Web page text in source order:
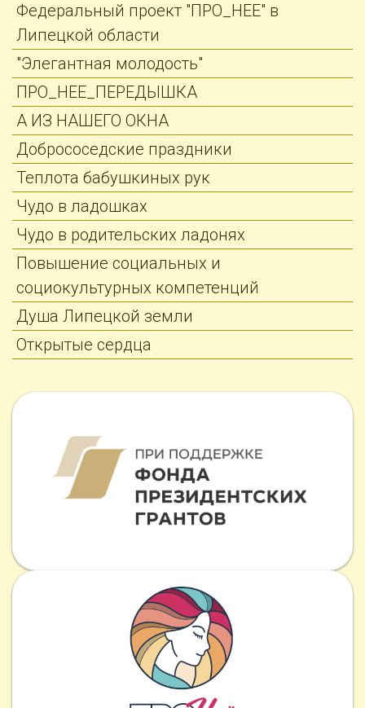
Федеральный проект "ПРО_НЕЕ" в
Липецкой области
"Элегантная молодость"
ПРО_НЕЕ_ПЕРЕДЫШКА
А ИЗ НАШЕГО ОКНА
Добрососедские праздники
Теплота бабушкиных рук
Чудо в ладошках
Чудо в родительских ладонях
Повышение социальных и
социокультурных компетенций
Душа Липецкой земли
Открытые сердца